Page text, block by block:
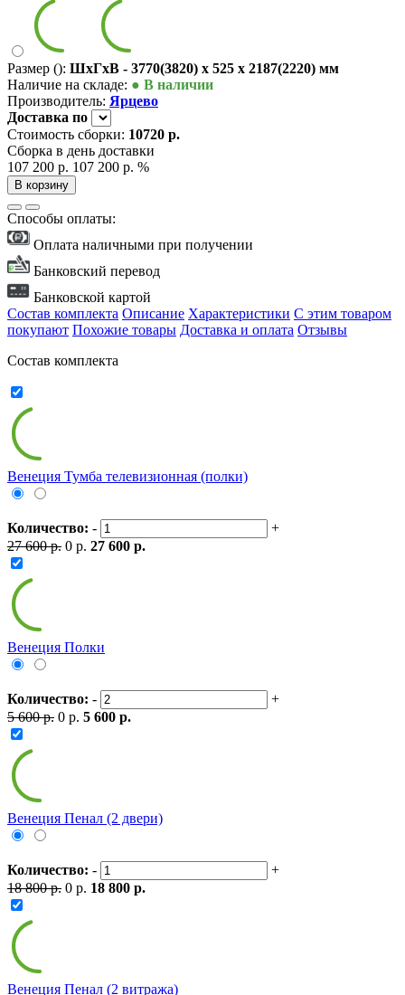
Размер (): ШxГxВ - 3770(3820) x 525 x 2187(2220) мм
Наличие на складе: ● В наличии
Производитель: Ярцево
Доставка по
Стоимость сборки: 10720 р.
Сборка в день доставки
107 200 р. 107 200 р. %
В корзину
Способы оплаты:
Оплата наличными при получении
Банковский перевод
Банковской картой
Состав комплекта Описание Характеристики С этим товаром
покупают Похожие товары Доставка и оплата Отзывы
Состав комплекта
Венеция Тумба телевизионная (полки)
Количество: -
+
27 600 р. 0 р. 27 600 р.
Венеция Полки
Количество: -
+
5 600 р. 0 р. 5 600 р.
Венеция Пенал (2 двери)
Количество: -
+
18 800 р. 0 р. 18 800 р.
Венеция Пенал (2 витража)